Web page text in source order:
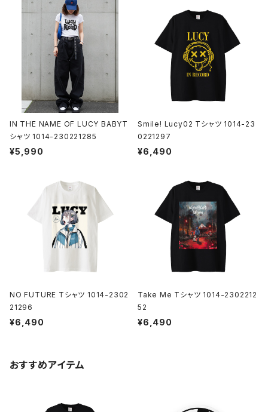
IN THE NAME OF LUCY BABYT
シャツ 1014-230221285
¥5,990
Smile! Lucy02 Tシャツ 1014-23
0221297
¥6,490
NO FUTURE Tシャツ 1014-2302
21296
¥6,490
Take Me Tシャツ 1014-2302212
52
¥6,490
おすすめアイテム